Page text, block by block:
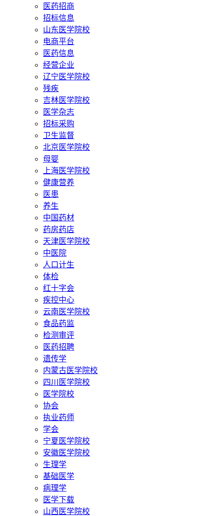
医药招商
招标信息
山东医学院校
电商平台
医药信息
经营企业
辽宁医学院校
残疾
吉林医学院校
医学杂志
招标采购
卫生监督
北京医学院校
母婴
上海医学院校
健康营养
医患
养生
中国药材
药房药店
天津医学院校
中医院
人口计生
体检
红十字会
疾控中心
云南医学院校
食品药监
检测审评
医药招聘
遗传学
内蒙古医学院校
四川医学院校
医学院校
协会
执业药师
学会
宁夏医学院校
安徽医学院校
生理学
基础医学
病理学
医学下载
山西医学院校